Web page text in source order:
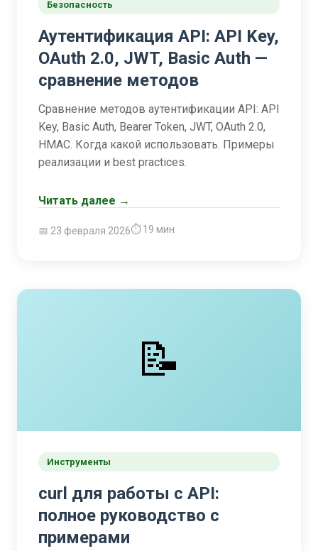
Безопасность
Аутентификация API: API Key,
OAuth 2.0, JWT, Basic Auth —
сравнение методов
Сравнение методов аутентификации API: API
Key, Basic Auth, Bearer Token, JWT, OAuth 2.0,
HMAC. Когда какой использовать. Примеры
реализации и best practices.
Читать далее →
📅 23 февраля 2026⏱ 19 мин
📝
Инструменты
curl для работы с API:
полное руководство с
примерами